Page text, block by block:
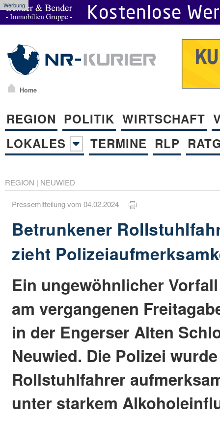
Werbung
Home
REGION POLITIK WIRTSCHAFT
LOKALES
TERMINE RLP
REGION | NEUWIED
Pressemitteilung vom 04.02.2024
Betrunkener
zieht
Ein ungewöhnlicher
am vergangenen
in der Engerser Alten
Neuwied. Die Polizei
Rollstuhlfahrer
unter starkem